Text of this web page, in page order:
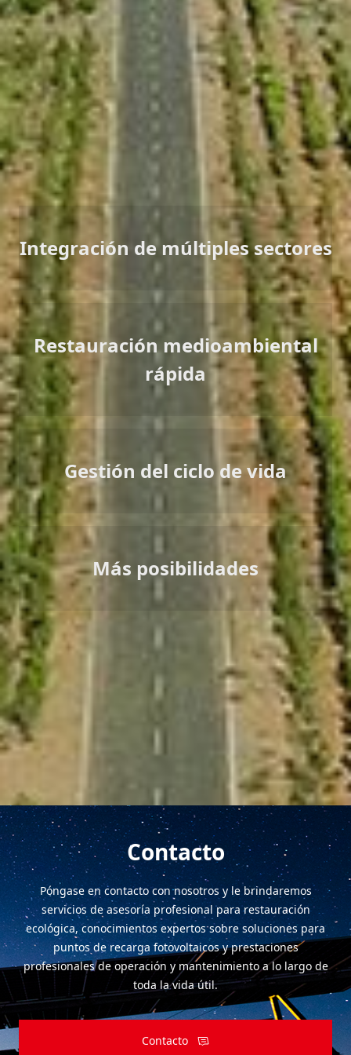
Valores fundamentales
Productos y soluciones fotovoltaicas líderes en tecnología,
gran capacidad de ejecución de proyectos digitales
inteligentes y servicios de operación y mantenimiento
durante todo el ciclo de vida.
Integración de múltiples sectores
Restauración medioambiental
rápida
Gestión del ciclo de vida
Más posibilidades
Casos de éxito
LONGi ha desarrollado múltiples proyectos de restauración
Contacto
Póngase en contacto con nosotros y le brindaremos
servicios de asesoría profesional para restauración
ecológica, conocimientos expertos sobre soluciones para
puntos de recarga fotovoltaicos y prestaciones
profesionales de operación y mantenimiento a lo largo de
toda la vida útil.
Contacto